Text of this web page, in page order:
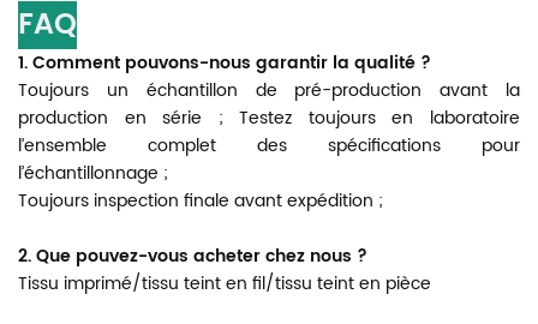
FAQ
1. Comment pouvons-nous garantir la qualité ?
Toujours un échantillon de pré-production avant la
production en série ; Testez toujours en laboratoire
l’ensemble complet des spécifications pour
l’échantillonnage ;
Toujours inspection finale avant expédition ;
2. Que pouvez-vous acheter chez nous ?
Tissu imprimé/tissu teint en fil/tissu teint en pièce